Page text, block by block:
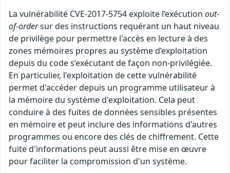
La vulnérabilité CVE-2017-5754 exploite l’exécution out-
of-ordersur des instructions requérant un haut niveau
de privilège pour permettre l'accès en lecture à des
zones mémoires propres au système d’exploitation
depuis du code s’exécutant de façon non-privilégiée.
En particulier, l'exploitation de cette vulnérabilité
permet d'accéder depuis un programme utilisateur à
la mémoire du système d'exploitation. Cela peut
conduire à des fuites de données sensibles présentes
en mémoire et peut inclure des informations d'autres
programmes ou encore des clés de chiffrement. Cette
fuite d'informations peut aussi être mise en œuvre
pour faciliter la compromission d'un système.